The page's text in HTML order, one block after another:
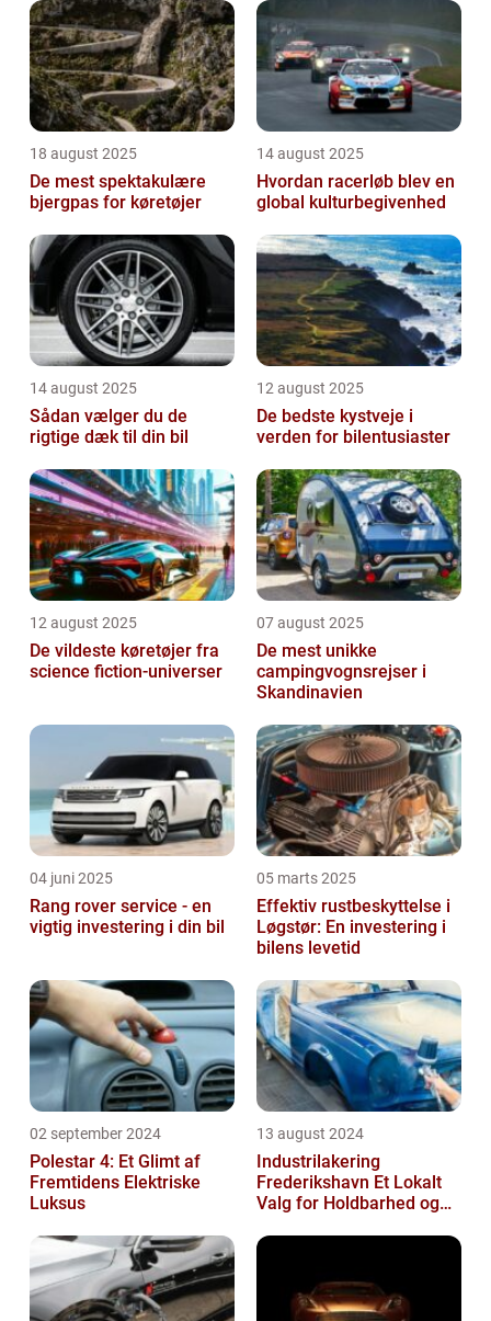
18 august 2025
De mest spektakulære
bjergpas for køretøjer
14 august 2025
Hvordan racerløb blev en
global kulturbegivenhed
14 august 2025
Sådan vælger du de
rigtige dæk til din bil
12 august 2025
De bedste kystveje i
verden for bilentusiaster
12 august 2025
De vildeste køretøjer fra
science fiction-universer
07 august 2025
De mest unikke
campingvognsrejser i
Skandinavien
04 juni 2025
Rang rover service - en
vigtig investering i din bil
05 marts 2025
Effektiv rustbeskyttelse i
Løgstør: En investering i
bilens levetid
02 september 2024
Polestar 4: Et Glimt af
Fremtidens Elektriske
Luksus
13 august 2024
Industrilakering
Frederikshavn Et Lokalt
Valg for Holdbarhed og